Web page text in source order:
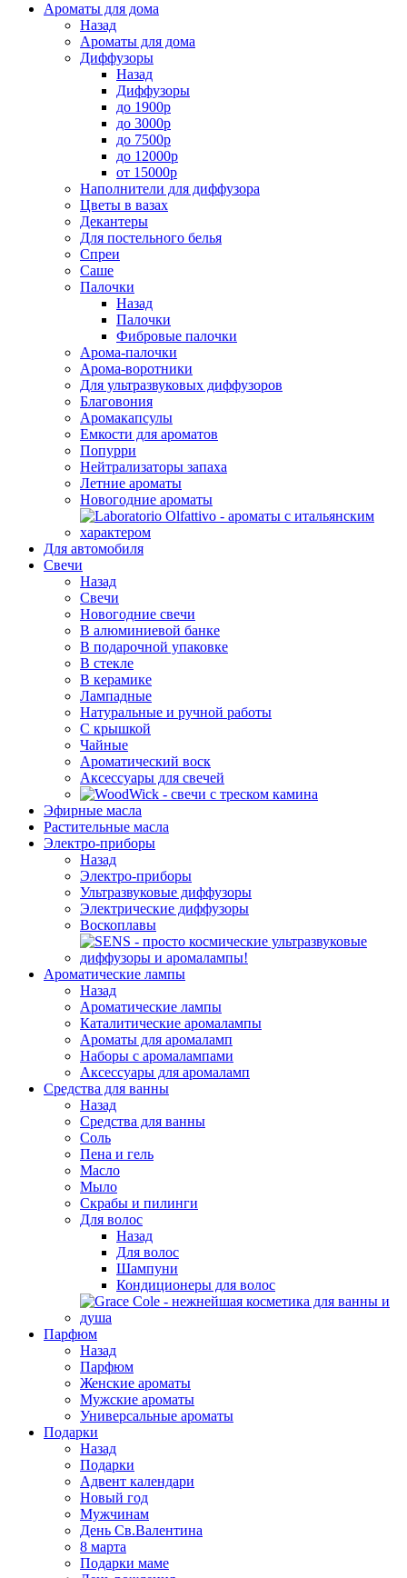
Ароматы для дома
Назад
Ароматы для дома
Диффузоры
Назад
Диффузоры
до 1900р
до 3000р
до 7500р
до 12000р
от 15000р
Наполнители для диффузора
Цветы в вазах
Декантеры
Для постельного белья
Спреи
Саше
Палочки
Назад
Палочки
Фибровые палочки
Арома-палочки
Арома-воротники
Для ультразвуковых диффузоров
Благовония
Аромакапсулы
Емкости для ароматов
Попурри
Нейтрализаторы запаха
Летние ароматы
Новогодние ароматы
Для автомобиля
Свечи
Назад
Свечи
Новогодние свечи
В алюминиевой банке
В подарочной упаковке
В стекле
В керамике
Лампадные
Натуральные и ручной работы
С крышкой
Чайные
Ароматический воск
Аксессуары для свечей
Эфирные масла
Растительные масла
Электро-приборы
Назад
Электро-приборы
Ультразвуковые диффузоры
Электрические диффузоры
Воскоплавы
Ароматические лампы
Назад
Ароматические лампы
Каталитические аромалампы
Ароматы для аромаламп
Наборы с аромалампами
Аксессуары для аромаламп
Средства для ванны
Назад
Средства для ванны
Соль
Пена и гель
Масло
Мыло
Скрабы и пилинги
Для волос
Назад
Для волос
Шампуни
Кондиционеры для волос
Парфюм
Назад
Парфюм
Женские ароматы
Мужские ароматы
Универсальные ароматы
Подарки
Назад
Подарки
Адвент календари
Новый год
Мужчинам
День Св.Валентина
8 марта
Подарки маме